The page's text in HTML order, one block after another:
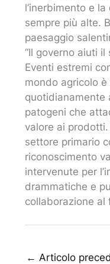
l’inerbimento e
sempre più alte.
paesaggio
“Il governo aiuti il
Eventi estremi
mondo agricolo
quotidianamente
patogeni che
valore ai
settore primario
riconoscimento
intervenute per
drammatiche e
collaborazione al
← Articolo